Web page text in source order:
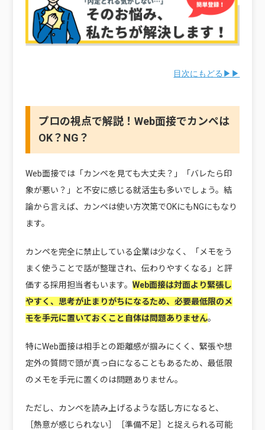
目次にもどる▶▶
プロの視点で解説！Web面接でカンペは
OK？NG？
Web面接では「カンペを見ても大丈夫？」「バレたら印
象が悪い？」と不安に感じる就活生も多いでしょう。結
論から言えば、カンペは使い方次第でOKにもNGにもなり
ます。
カンペを完全に禁止している企業は少なく、「メモをう
まく使うことで話が整理され、伝わりやすくなる」と評
価する採用担当者もいます。 Web面接は対面より緊張し
やすく、思考が止まりがちになるため、必要最低限のメ
モを手元に置いておくこと自体は問題ありません。
特にWeb面接は相手との距離感が掴みにくく、緊張や想
定外の質問で頭が真っ白になることもあるため、最低限
のメモを手元に置くのは問題ありません。
ただし、カンペを読み上げるような話し方になると、
［熱意が感じられない］［準備不足］と捉えられる可能